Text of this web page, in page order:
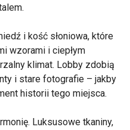
i kość słoniowa, które
wzorami i ciepłym
klimat. Lobby zdobią
i stare fotografie – jakby
historii tego miejsca.
Luksusowe tkaniny,